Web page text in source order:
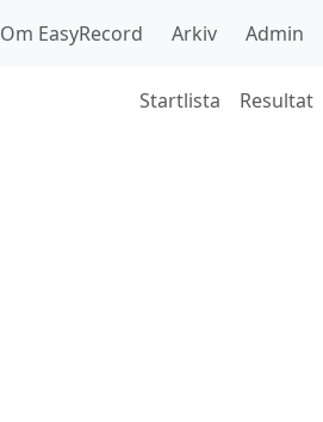
Om EasyRecord Arkiv Admin
Startlista Resultat